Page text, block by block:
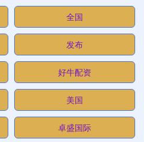
全国
发布
好牛配资
美国
卓盛国际